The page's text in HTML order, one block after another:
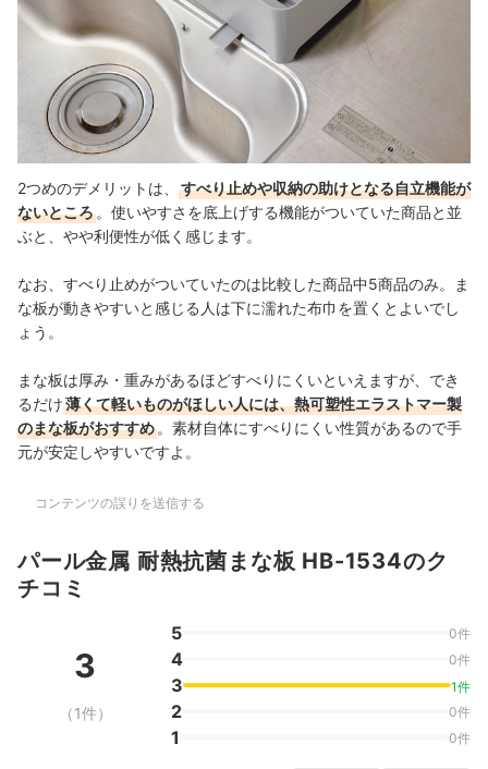
2つめのデメリットは、
すべり止めや収納の助けとなる自立機能が
ないところ 。使いやすさを底上げする機能がついていた商品と並
ぶと、やや利便性が低く感じます。
なお、すべり止めがついていたのは比較した商品中5商品のみ。ま
な板が動きやすいと感じる人は下に濡れた布巾を置くとよいでし
ょう。
まな板は厚み・重みがあるほどすべりにくいといえますが、でき
るだけ薄くて軽いものがほしい人には、熱可塑性エラストマー製
のまな板がおすすめ 。素材自体にすべりにくい性質があるので手
元が安定しやすいですよ。
コンテンツの誤りを送信する
パール金属 耐熱抗菌まな板 HB-1534のク
チコミ
3
（1件）
5 0件
4 0件
3 1件
2 0件
1 0件